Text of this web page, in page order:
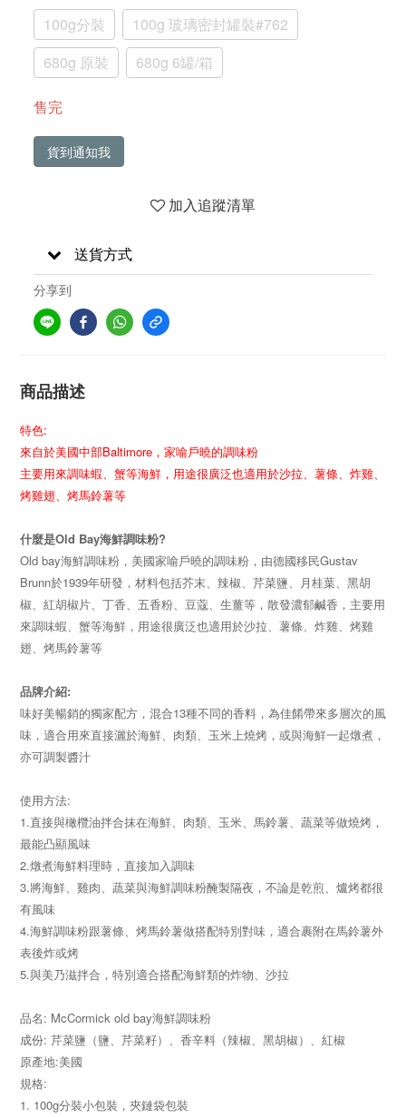
100g分裝
100g 玻璃密封罐裝#762
680g 原裝
680g 6罐/箱
售完
貨到通知我
加入追蹤清單
送貨方式
分享到
商品描述
特色:
來自於美國中部Baltimore，家喻戶曉的調味粉
主要用來調味蝦、蟹等海鮮，用途很廣泛也適用於沙拉、薯條、炸雞、
烤雞翅、烤馬鈴薯等
什麼是Old Bay海鮮調味粉?
Old bay海鮮調味粉，美國家喻戶曉的調味粉，由德國移民Gustav
Brunn於1939年研發，材料包括芥末、辣椒、芹菜鹽、月桂葉、黑胡
椒、紅胡椒片、丁香、五香粉、豆蔻、生薑等，散發濃郁鹹香，主要用
來調味蝦、蟹等海鮮，用途很廣泛也適用於沙拉、薯條、炸雞、烤雞
翅、烤馬鈴薯等
品牌介紹:
味好美暢銷的獨家配方，混合13種不同的香料，為佳餚帶來多層次的風
味，適合用來直接灑於海鮮、肉類、玉米上燒烤，或與海鮮一起燉煮，
亦可調製醬汁
使用方法:
1.直接與橄欖油拌合抹在海鮮、肉類、玉米、馬鈴薯、蔬菜等做燒烤，
最能凸顯風味
2.燉煮海鮮料理時，直接加入調味
3.將海鮮、雞肉、蔬菜與海鮮調味粉醃製隔夜，不論是乾煎、爐烤都很
有風味
4.海鮮調味粉跟薯條、烤馬鈴薯做搭配特別對味，適合裹附在馬鈴薯外
表後炸或烤
5.與美乃滋拌合，特別適合搭配海鮮類的炸物、沙拉
品名: McCormick old bay海鮮調味粉
成份: 芹菜鹽（鹽、芹菜籽）、香辛料（辣椒、黑胡椒）、紅椒
原產地:美國
規格:
1. 100g分裝小包裝，夾鏈袋包裝